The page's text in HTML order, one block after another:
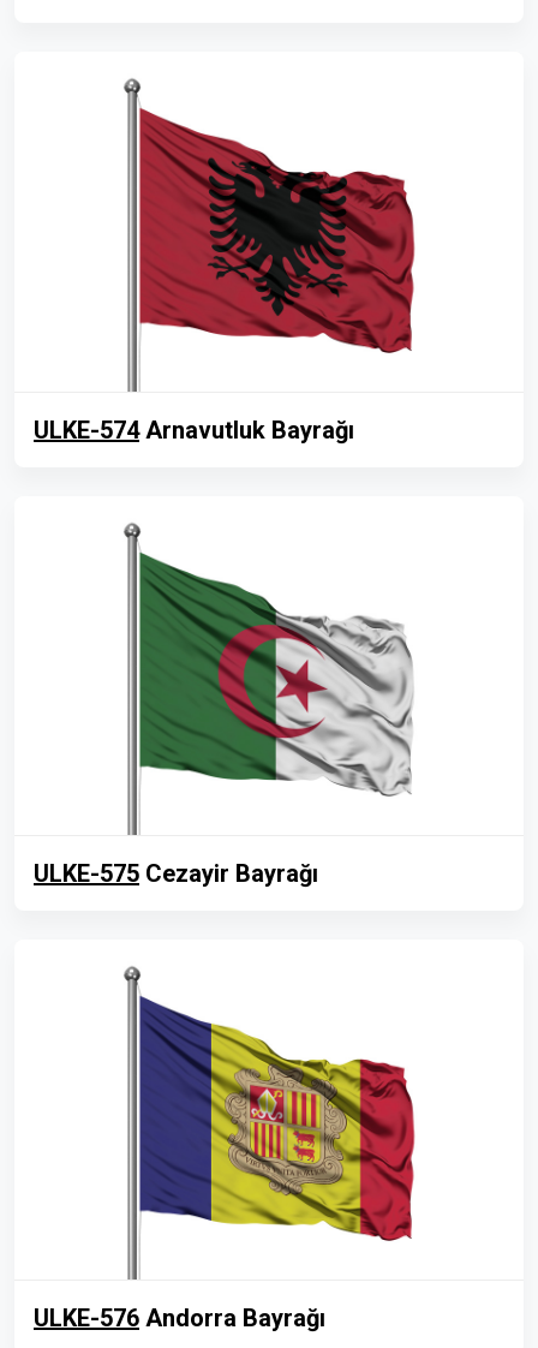
ULKE-574Arnavutluk Bayrağı
ULKE-575 Cezayir Bayrağı
ULKE-576 Andorra Bayrağı